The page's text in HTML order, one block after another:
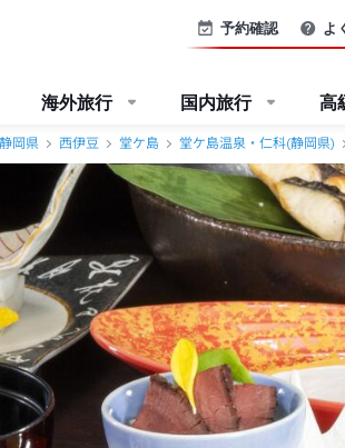
予約確認 よ
海外旅行 国内旅行 高
静岡県 西伊豆 堂ケ島 堂ケ島温泉・仁科(静岡県)